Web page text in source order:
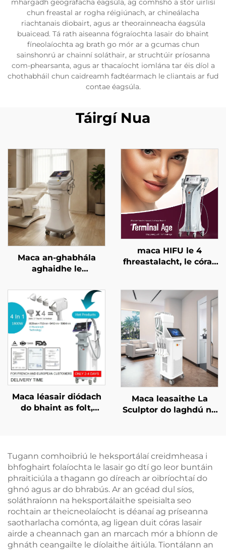
mhargadh geografacha éagsúla, ag comhshó a stór uirlisí
chun freastal ar rogha réigiúnach, ar chineálacha
riachtanais diobairt, agus ar theorainneacha éagsúla
buaicead. Tá rath aiseanna fógraíochta lasair do bhaint
fíneolaíochta ag brath go mór ar a gcumas chun
sainshonrú ar chainní soláthair, ar struchtúir príosanna
com-phearsanta, agus ar thacaíocht iomlána tar éis díol a
chothabháil chun caidreamh fadtéarmach le cliantais ar fud
contae éagsúla.
Táirgí Nua
Maca an-ghabhála
aghaidhe le
RF dá dhraoidh
freastalaí 1/2 MHz
maca HIFU le 4
fhreastalacht, le córas
craiceann, le cruthú an
chorpais, agus le
haghaidh aois
théarmaí
Maca léasair diódach
do bhaint as folt,
1800W, 3000W, 4 i 1, le
spásanna in ionadú,
755 nm, 808 nm, 940
nm, 1064 nm
Maca leasaithe La
Sculptor do laghdú na
chorpais agus do chur
i mbárr an bholgáin
Tugann comhoibriú le heksportálaí creidmheasa i
bhfoghairt folaíochta le lasair go dtí go leor buntáin
phraiticiúla a thagann go díreach ar oibríochtaí do
ghnó agus ar do bhrabús. Ar an gcéad dul síos,
soláthraíonn na heksportálaithe speisialta seo
rochtain ar theicneolaíocht is déanaí ag príseanna
saotharlacha comónta, ag ligean duit córas lasair
airde a cheannach gan an marcach mór a bhíonn de
ghnáth ceangailte le díolaithe áitiúla. Tiontálann an